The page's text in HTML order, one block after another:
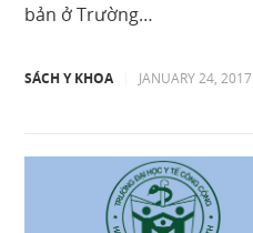
bản ở Trường…
SÁCH Y KHOA JANUARY 24, 2017